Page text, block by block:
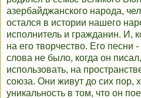
азербайджанского народа,
остался в истории нашего
исполнитель и гражданин. И,
на его творчество. Его песни -
слова не было, когда он
использовать, на
союза. Они живут до сих пор,
уникальность в том, что он